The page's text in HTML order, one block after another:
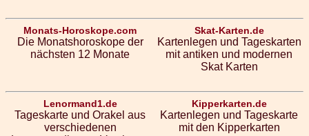
Monats-Horoskope.com
Die Monatshoroskope der
nächsten 12 Monate
Skat-Karten.de
Kartenlegen und Tageskarten
mit antiken und modernen
Skat Karten
Lenormand1.de
Tageskarte und Orakel aus
verschiedenen
Kipperkarten.de
Kartenlegen und Tageskarte
mit den Kipperkarten